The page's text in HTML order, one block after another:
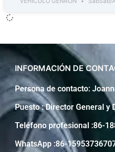
INFORMACIÓN DE
Persona de contacto:
Puesto : Director General y
Teléfono profesional :86-
WhatsApp :86-